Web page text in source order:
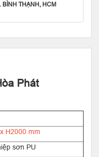
THẠNH, HCM
Phát
H2000 mm
sơn PU